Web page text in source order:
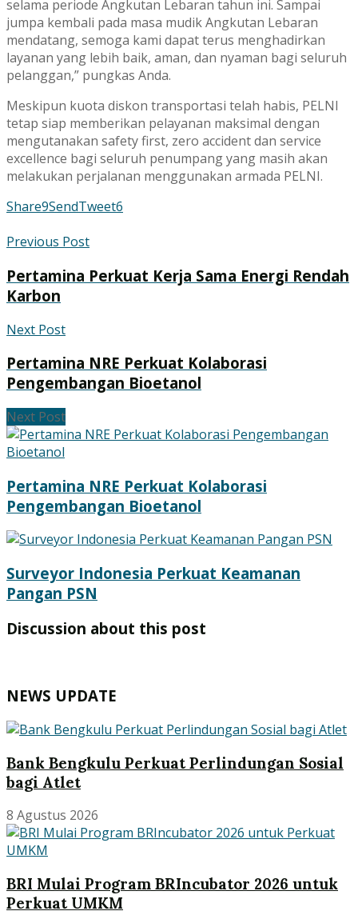
selama periode Angkutan Lebaran tahun ini. Sampai
jumpa kembali pada masa mudik Angkutan Lebaran
mendatang, semoga kami dapat terus menghadirkan
layanan yang lebih baik, aman, dan nyaman bagi seluruh
pelanggan,” pungkas Anda.
Meskipun kuota diskon transportasi telah habis, PELNI
tetap siap memberikan pelayanan maksimal dengan
mengutanakan safety first, zero accident dan service
excellence bagi seluruh penumpang yang masih akan
melakukan perjalanan menggunakan armada PELNI.
Share9SendTweet6
Previous Post
Pertamina Perkuat Kerja Sama Energi Rendah
Karbon
Next Post
Pertamina NRE Perkuat Kolaborasi
Pengembangan Bioetanol
Next Post
Pertamina NRE Perkuat Kolaborasi
Pengembangan Bioetanol
Surveyor Indonesia Perkuat Keamanan
Pangan PSN
Discussion about this post
NEWS UPDATE
Bank Bengkulu Perkuat Perlindungan Sosial
bagi Atlet
8 Agustus 2026
BRI Mulai Program BRIncubator 2026 untuk
Perkuat UMKM